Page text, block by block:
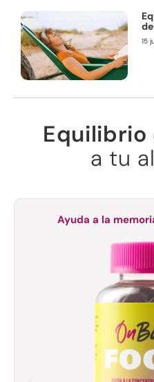
15
Equilibrio
a tu
Ayuda a la